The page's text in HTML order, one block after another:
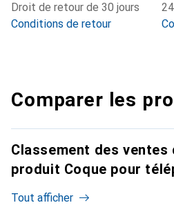
Droit de retour de 30 jours
Conditions de retour
Comparer les
Classement des ventes
produit Coque pour
Tout afficher